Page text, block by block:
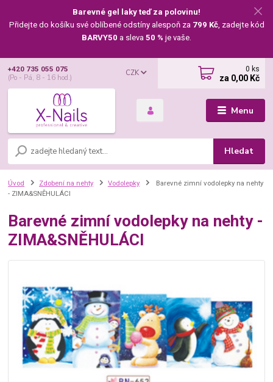
Barevné gel laky teď za polovinu!
Přidejte do košíku své oblíbené odstíny alespoň za 799 Kč, zadejte kód
BARVY50 a sleva 50 % je vaše.
Menu
CZK
Hledat
+420 735 055 075
(Po - Pá, 8 - 16 hod.)
0 ks
za 0,00 Kč
Úvod Zdobení na nehty Vodolepky
Barevné zimní vodolepky na nehty
- ZIMA&SNĚHULÁCI
Barevné zimní vodolepky na nehty -
ZIMA&SNĚHULÁCI